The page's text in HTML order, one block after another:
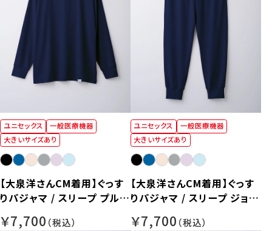
ユニセックス
一般医療機器
大きいサイズあり
【大泉洋さんCM着用】ぐっす
りパジャマ / スリープ プルオ
￥7,700
ユニセックス
一般医療機器
大きいサイズあり
【大泉洋さんCM着用】ぐっす
りパジャマ / スリープ ジョガ
￥7,700